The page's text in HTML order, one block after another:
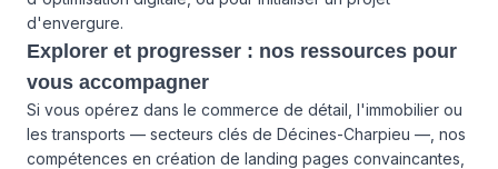
d'envergure.
Explorer et progresser : nos ressources pour
vous accompagner
Si vous opérez dans le commerce de détail, l'immobilier ou
les transports — secteurs clés de Décines-Charpieu —, nos
compétences en création de landing pages convaincantes,